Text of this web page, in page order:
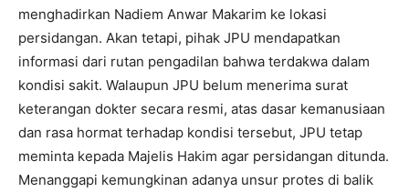
menghadirkan Nadiem Anwar Makarim ke lokasi
persidangan. Akan tetapi, pihak JPU mendapatkan
informasi dari rutan pengadilan bahwa terdakwa dalam
kondisi sakit. Walaupun JPU belum menerima surat
keterangan dokter secara resmi, atas dasar kemanusiaan
dan rasa hormat terhadap kondisi tersebut, JPU tetap
meminta kepada Majelis Hakim agar persidangan ditunda.
Menanggapi kemungkinan adanya unsur protes di balik